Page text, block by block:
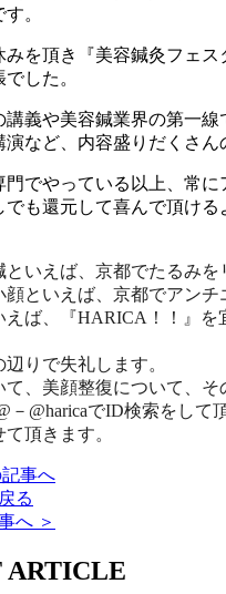
。
みを頂き『美容鍼灸フェス
した。
講義や美容鍼業界の第一線
など、内容盛りだくさん
でやっている以上、常に
でも還元して喜んで頂ける
といえば、京都でたるみを
顔といえば、京都でアンチ
えば、『HARICA！！』を
りで失礼します。
て、美顔整復について、そ
－@haricaでID検索をして
頂きます。
事へ
る
へ ＞
ARTICLE